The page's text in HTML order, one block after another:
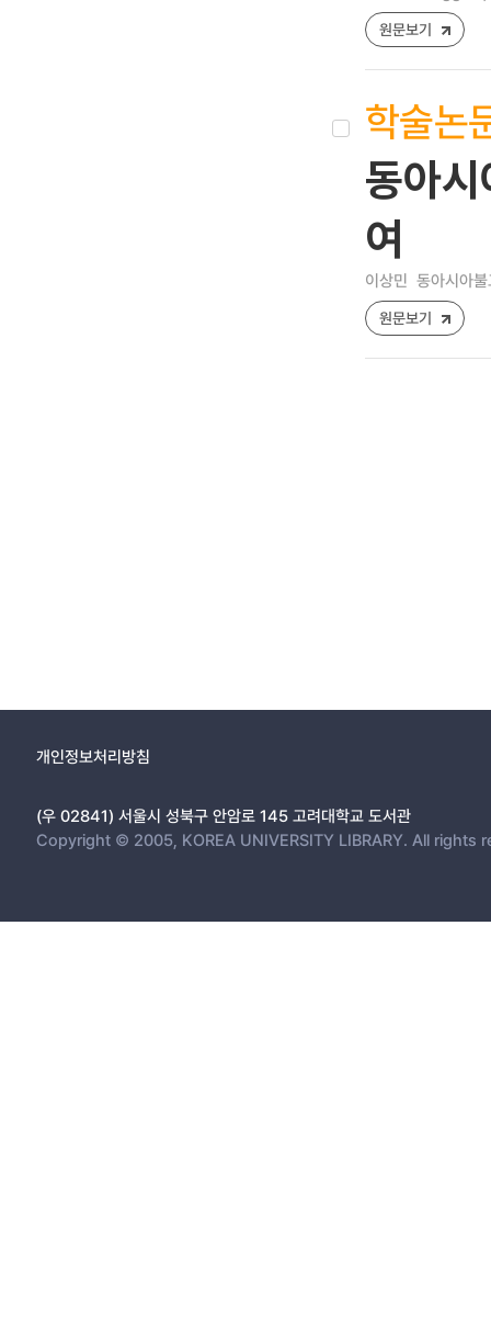
원문보기
학술논
동아
여
이상민 동아시아
원문보기
개인정보처리방침
(우 02841) 서울시 성북구 안암로 145 고려대학교 도서관
Copyright © 2005, KOREA UNIVERSITY LIBRARY. All rights